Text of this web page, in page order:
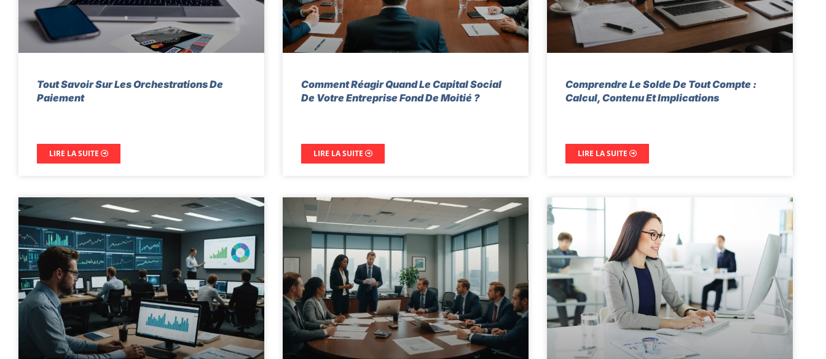
Tout Savoir Sur Les Orchestrations De
Paiement
LIRE LA SUITE
Comment Réagir Quand Le Capital Social
De Votre Entreprise Fond De Moitié ?
LIRE LA SUITE
Comprendre Le Solde De Tout Compte :
Calcul, Contenu Et Implications
LIRE LA SUITE